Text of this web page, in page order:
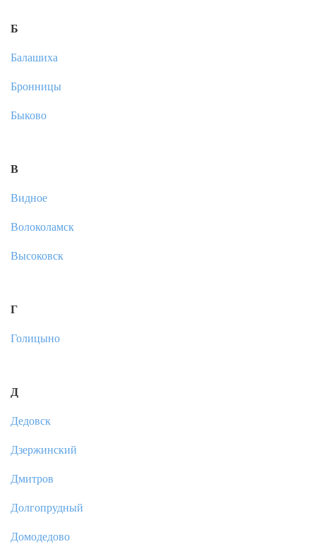
Б
Балашиха
Бронницы
Быково
В
Видное
Волоколамск
Высоковск
Г
Голицыно
Д
Дедовск
Дзержинский
Дмитров
Долгопрудный
Домодедово